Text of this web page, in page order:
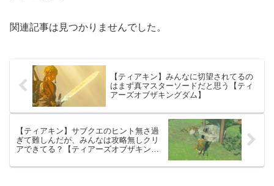
関連記事は見つかりませんでした。
【ティアキン】みんなに切望されてるの
はまず真マスターソードだと思う【ティ
アーズオブザキングダム】
【ティアキン】サブクエのヒント無さ過
ぎて難しんだが、みんなは攻略無しクリ
アできてる？【ティアーズオブザキング